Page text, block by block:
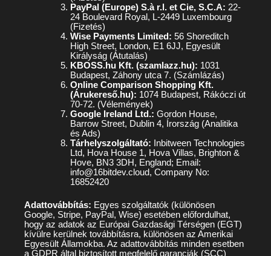
PayPal (Europe) S.à r.l. et Cie, S.C.A: 22-
24 Boulevard Royal, L-2449 Luxembourg
(Fizetés)
Wise Payments Limited: 56 Shoreditch
High Street, London, E1 6JJ, Egyesült
Királyság (Átutalás)
KBOSS.hu Kft. (szamlazz.hu): 1031
Budapest, Záhony utca 7. (Számlázás)
Online Comparison Shopping Kft.
(Árukereső.hu): 1074 Budapest, Rákóczi út
70-72. (Vélemények)
Google Ireland Ltd.: Gordon House,
Barrow Street, Dublin 4, Írország (Analitika
és Ads)
Tárhelyszolgáltató: Inbitween Technologies
Ltd, Hova House 1, Hova Villas, Brighton &
Hove, BN3 3DH, England; Email:
info@16bitdev.cloud, Company No:
16852420
Adattovábbítás: Egyes szolgáltatók (különösen
Google, Stripe, PayPal, Wise) esetében előfordulhat,
hogy az adatok az Európai Gazdasági Térségen (EGT)
kívülre kerülnek továbbításra, különösen az Amerikai
Egyesült Államokba. Az adattovábbítás minden esetben
a GDPR által biztosított megfelelő garanciák (SCC)